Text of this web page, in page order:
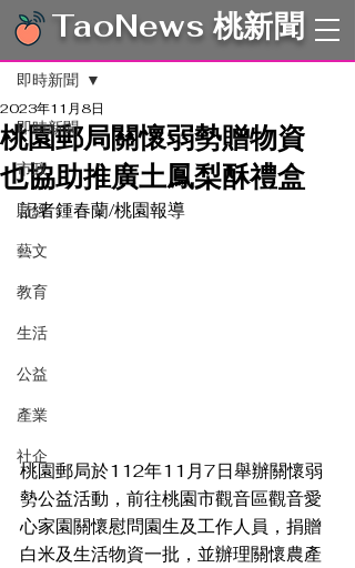
TaoNews 桃新聞
文章
即時新聞
市政
財經
藝文
教育
生活
公益
產業
社企
即時新聞
桃園郵局關懷弱勢贈物資
也協助推廣土鳳梨酥禮盒
2023年11月8日
記者鍾春蘭/桃園報導
桃園郵局於112年11月7日舉辦關懷弱
勢公益活動，前往桃園市觀音區觀音愛
心家園關懷慰問園生及工作人員，捐贈
白米及生活物資一批，並辦理關懷農產